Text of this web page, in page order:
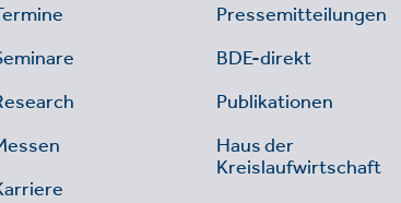
Pressemitteilungen
BDE-direkt
Publikationen
Haus der
Kreislaufwirtschaft